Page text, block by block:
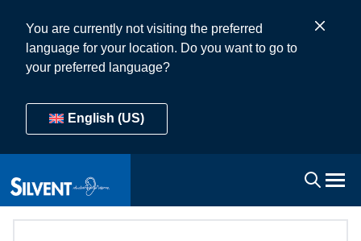
You are currently not visiting the preferred
language for your location. Do you want to go to
your preferred language?
English (US)